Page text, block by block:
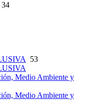
34
53
Medio Ambiente y
Medio Ambiente y